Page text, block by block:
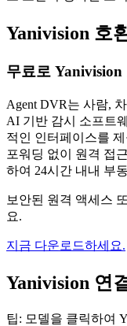
Yanivision 호
무료로 Yanivision
Agent DVR는 사람,
AI 기반 감시 소프트
적인 인터페이스를
포워딩 없이 원격 접
하여 24시간 내내 부
보안된 원격 액세스
요.
지금 다운로드하세요.
Yanivision 연
팁: 모델을 클릭하여